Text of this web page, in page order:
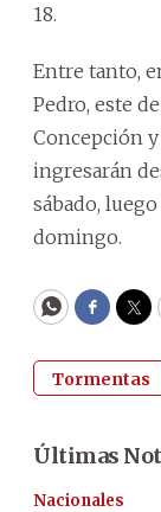
18.
Entre tanto,
Pedro, este
Concepción
ingresarán
sábado,
domingo.
WhatsApp
Tormentas
Últimas
Nacionales